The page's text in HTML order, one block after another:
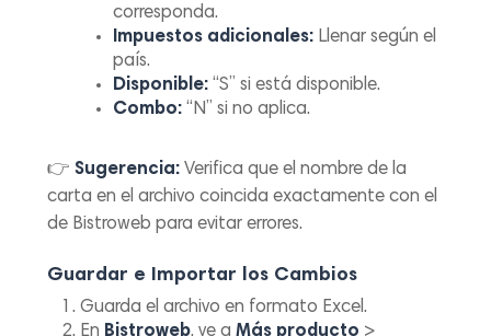
corresponda.
Impuestos adicionales: Llenar según el
país.
Disponible: “S” si está disponible.
Combo: “N” si no aplica.
👉Sugerencia: Verifica que el nombre de la
carta en el archivo coincida exactamente con el
de Bistroweb para evitar errores.
Guardar e Importar los Cambios
Guarda el archivo en formato Excel.